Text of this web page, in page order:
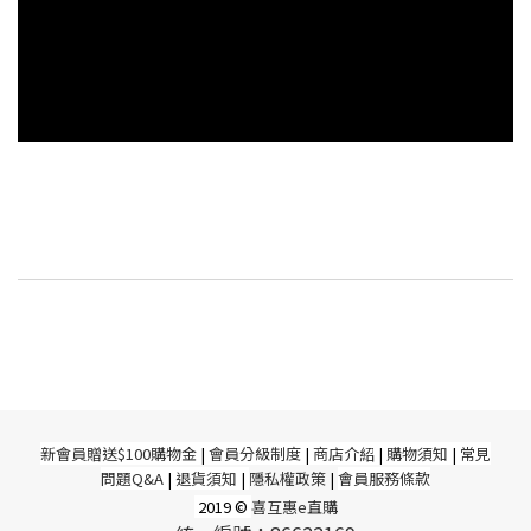
新會員贈送$100購物金 | 會員分級制度 | 商店介紹 | 購物須知 | 常見
問題Q&A | 退貨須知 | 隱私權政策 | 會員服務條款
2019 © 喜互惠e直購